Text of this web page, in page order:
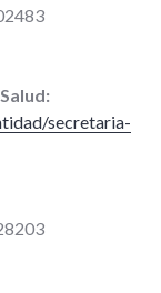
secretaria-